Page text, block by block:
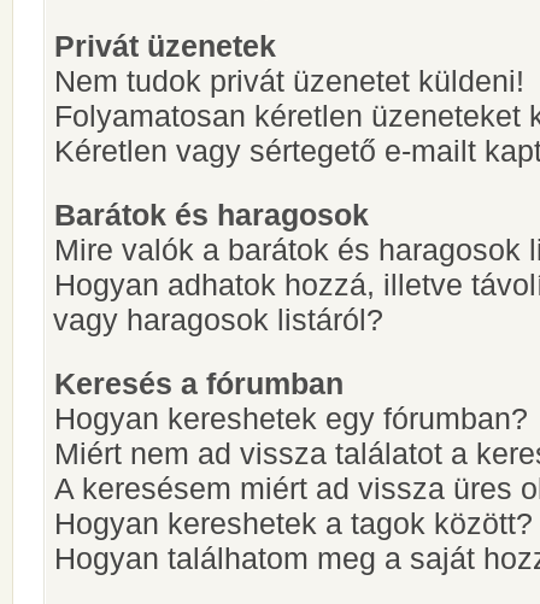
Privát üzenetek
Nem tudok privát üzenetet küldeni!
Folyamatosan kéretlen üzeneteket
Kéretlen vagy sértegető e-mailt
Barátok és haragosok
Mire valók a barátok és haragosok
Hogyan adhatok hozzá, illetve
vagy haragosok listáról?
Keresés a fórumban
Hogyan kereshetek egy fórumban?
Miért nem ad vissza találatot a
A keresésem miért ad vissza üres
Hogyan kereshetek a tagok között?
Hogyan találhatom meg a saját